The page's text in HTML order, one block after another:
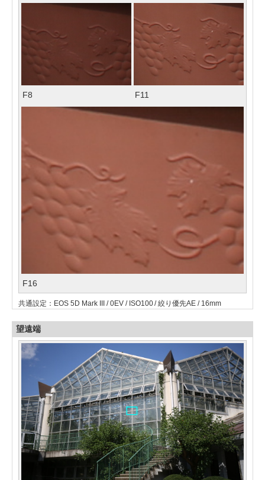
F8 F11
F16
共通設定：EOS 5D Mark III / 0EV / ISO100 / 絞り優先AE / 16mm
望遠端